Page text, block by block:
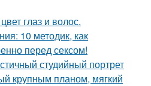
глаз и волос.
10 методик, как
перед сексом!
студийный портрет
крупным планом, мягкий